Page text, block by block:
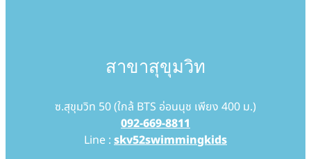
สาขาสุขุมวิท
ซ.สุขุมวิท 50 (ใกล้ BTS อ่อนนุช เพียง 400 ม.)
092-669-8811
Line : skv52swimmingkids